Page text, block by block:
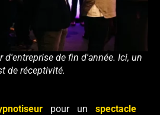
d'entreprise de fin d'année. Ici, un
de réceptivité.
pour unspectacle